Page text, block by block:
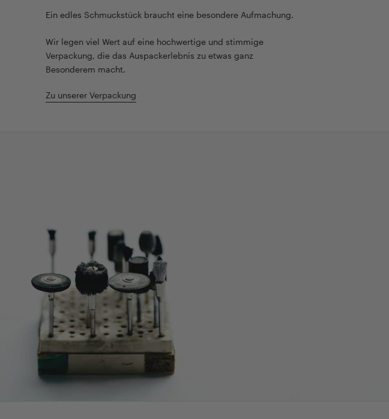
Ein edles Schmuckstück braucht eine besondere Aufmachung.
Wir legen viel Wert auf eine hochwertige und stimmige
Verpackung, die das Auspackerlebnis zu etwas ganz
Besonderem macht.
Zu unserer Verpackung